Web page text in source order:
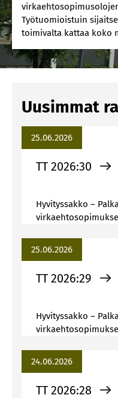
Työtuomioistuin
toimivalta kattaa koko
Uusimmat
25.06.2026
TT 2026:30
Hyvityssakko –
25.06.2026
TT 2026:29
Hyvityssakko –
24.06.2026
TT 2026:28